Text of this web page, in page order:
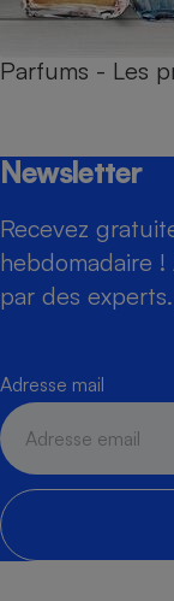
Parfums - Les
Newsletter
Recevez
hebdomadaire
par des experts.
Adresse mail